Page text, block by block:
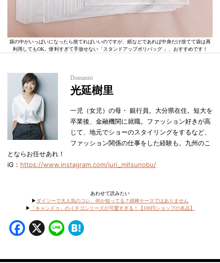
袋の中がいっぱいになったら捨てればいいのですが、紙などであれば中身だけ捨てて袋は再
利用してもOK。便利すぎて手放せない「スタンドアップポリバッグ 」、おすすめです！
Domanist
光延樹里
一児（女児）の母・ 銀行員。大分県在住。短大を
卒業後、金融機関に就職。ファッション好きが高
じて、地元でショーのスタイリングをするなど、
ファッション関係の仕事をした経験も。九州のこ
とならお任せあれ！
iG： https://www.instagram.com/juri_mitsunobu/
あわせて読みたい
▶︎ ダイソーで大人気のコレ、何か知ってる？綿棒ケースではありません
▶︎
「キャンドゥ」のイチゴシリーズが可愛すぎる！【100円ショップの名品】
Facebook
X Line